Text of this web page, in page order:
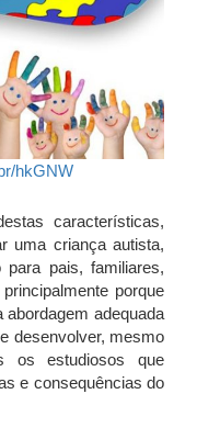
hkGNW
características,
uma criança autista,
para pais, familiares,
porque
adequada
desenvolver, mesmo
os estudiosos que
e consequências do